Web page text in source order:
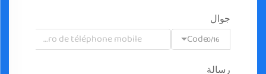
جوال
Code0/16
رسالة